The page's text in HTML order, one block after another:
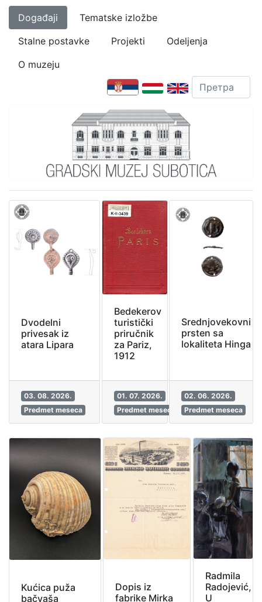
Događaji
Tematske izložbe
Stalne postavke
Projekti
Odeljenja
O muzeju
Dvodelni
privesak iz
atara Lipara
03. 08. 2026.
Predmet meseca
Bedekerov
turistički
priručnik
za Pariz,
1912
01. 07. 2026.
Predmet meseca
Srednjovekovni
prsten sa
lokaliteta Hinga
02. 06. 2026.
Predmet meseca
Kućica puža
bačvaša
Dopis iz
fabrike Mirka
Radmila
Radojević,
U